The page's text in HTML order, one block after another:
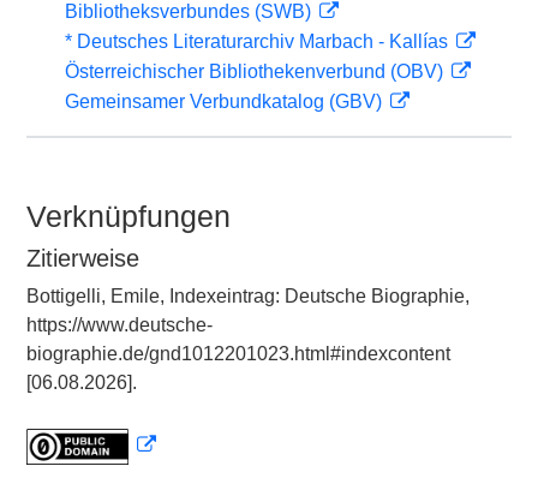
Bibliotheksverbundes (SWB)
* Deutsches Literaturarchiv Marbach - Kallías
Österreichischer Bibliothekenverbund (OBV)
Gemeinsamer Verbundkatalog (GBV)
Verknüpfungen
Zitierweise
Bottigelli, Emile, Indexeintrag: Deutsche Biographie,
https://www.deutsche-
biographie.de/gnd1012201023.html#indexcontent
[06.08.2026].